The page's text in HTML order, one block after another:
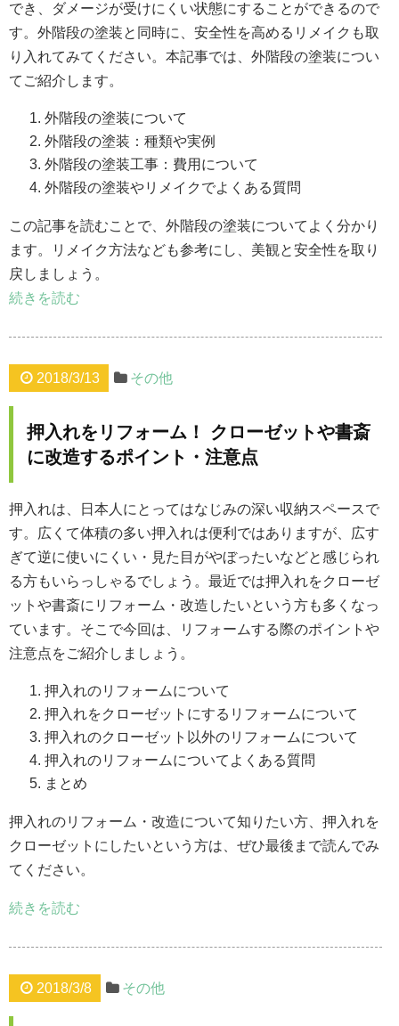
でき、ダメージが受けにくい状態にすることができるので
す。外階段の塗装と同時に、安全性を高めるリメイクも取
り入れてみてください。本記事では、外階段の塗装につい
てご紹介します。
外階段の塗装について
外階段の塗装：種類や実例
外階段の塗装工事：費用について
外階段の塗装やリメイクでよくある質問
この記事を読むことで、外階段の塗装についてよく分かり
ます。リメイク方法なども参考にし、美観と安全性を取り
戻しましょう。
続きを読む
2018/3/13 その他
押入れをリフォーム！ クローゼットや書斎
に改造するポイント・注意点
押入れは、日本人にとってはなじみの深い収納スペースで
す。広くて体積の多い押入れは便利ではありますが、広す
ぎて逆に使いにくい・見た目がやぼったいなどと感じられ
る方もいらっしゃるでしょう。最近では押入れをクローゼ
ットや書斎にリフォーム・改造したいという方も多くなっ
ています。そこで今回は、リフォームする際のポイントや
注意点をご紹介しましょう。
押入れのリフォームについて
押入れをクローゼットにするリフォームについて
押入れのクローゼット以外のリフォームについて
押入れのリフォームについてよくある質問
まとめ
押入れのリフォーム・改造について知りたい方、押入れを
クローゼットにしたいという方は、ぜひ最後まで読んでみ
てください。
続きを読む
2018/3/8 その他